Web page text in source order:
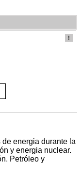
energia durante la
y energia nuclear.
Petróleo y